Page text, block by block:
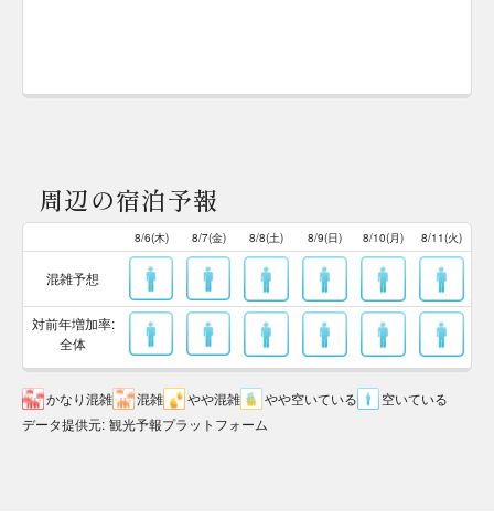
周辺の宿泊予報
8/6(木) 8/7(金) 8/8(土) 8/9(日) 8/10(月) 8/11(火)
混雑予想
対前年増加率:
全体
かなり混雑 混雑 やや混雑 やや空いている
空いている
データ提供元: 観光予報プラットフォーム